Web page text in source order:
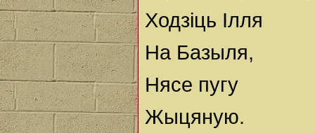
Ходзіць Ілля
На Базыля,
Нясе пугу
Жыцяную.